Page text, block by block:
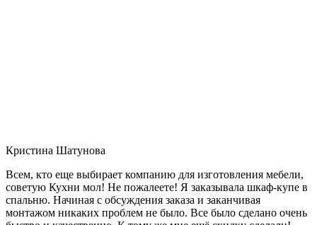
Кристина Шатунова
Всем, кто еще выбирает компанию для изготовления мебели,
советую Кухни мол! Не пожалеете! Я заказывала шкаф-купе в
спальню. Начиная с обсуждения заказа и заканчивая
монтажом никаких проблем не было. Все было сделано очень